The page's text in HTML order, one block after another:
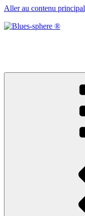
Aller au contenu principal